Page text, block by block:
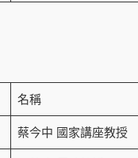
名稱
蔡今中 國家講座教授